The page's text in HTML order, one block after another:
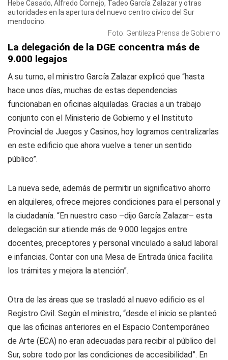
Hebe Casado, Alfredo Cornejo, Tadeo García Zalazar y otras
autoridades en la apertura del nuevo centro cívico del Sur
mendocino.
Foto: Gentileza Prensa de Gobierno
La delegación de la DGE concentra más de
9.000 legajos
A su turno, el ministro García Zalazar explicó que “hasta
hace unos días, muchas de estas dependencias
funcionaban en oficinas alquiladas. Gracias a un trabajo
conjunto con el Ministerio de Gobierno y el Instituto
Provincial de Juegos y Casinos, hoy logramos centralizarlas
en este edificio que ahora vuelve a tener un sentido
público”.
La nueva sede, además de permitir un significativo ahorro
en alquileres, ofrece mejores condiciones para el personal y
la ciudadanía. “En nuestro caso –dijo García Zalazar– esta
delegación sur atiende más de 9.000 legajos entre
docentes, preceptores y personal vinculado a salud laboral
e infancias. Contar con una Mesa de Entrada única facilita
los trámites y mejora la atención”.
Otra de las áreas que se trasladó al nuevo edificio es el
Registro Civil. Según el ministro, “desde el inicio se planteó
que las oficinas anteriores en el Espacio Contemporáneo
de Arte (ECA) no eran adecuadas para recibir al público del
Sur, sobre todo por las condiciones de accesibilidad”. En